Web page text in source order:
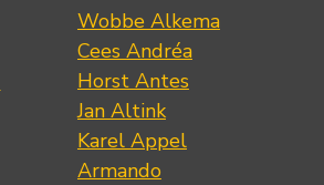
Wobbe Alkema
Cees Andréa
Horst Antes
Jan Altink
Karel Appel
Armando